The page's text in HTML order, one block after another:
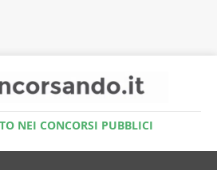
NEI CONCORSI PUBBLICI